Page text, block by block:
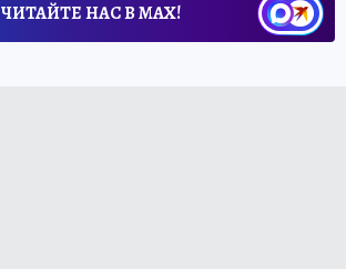
ЧИТАЙТЕ НАС В МАХ!